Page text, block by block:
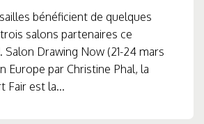
bénéficient de quelques
salons partenaires ce
Drawing Now (21-24 mars
Europe par Christine Phal, la
Fair est la...